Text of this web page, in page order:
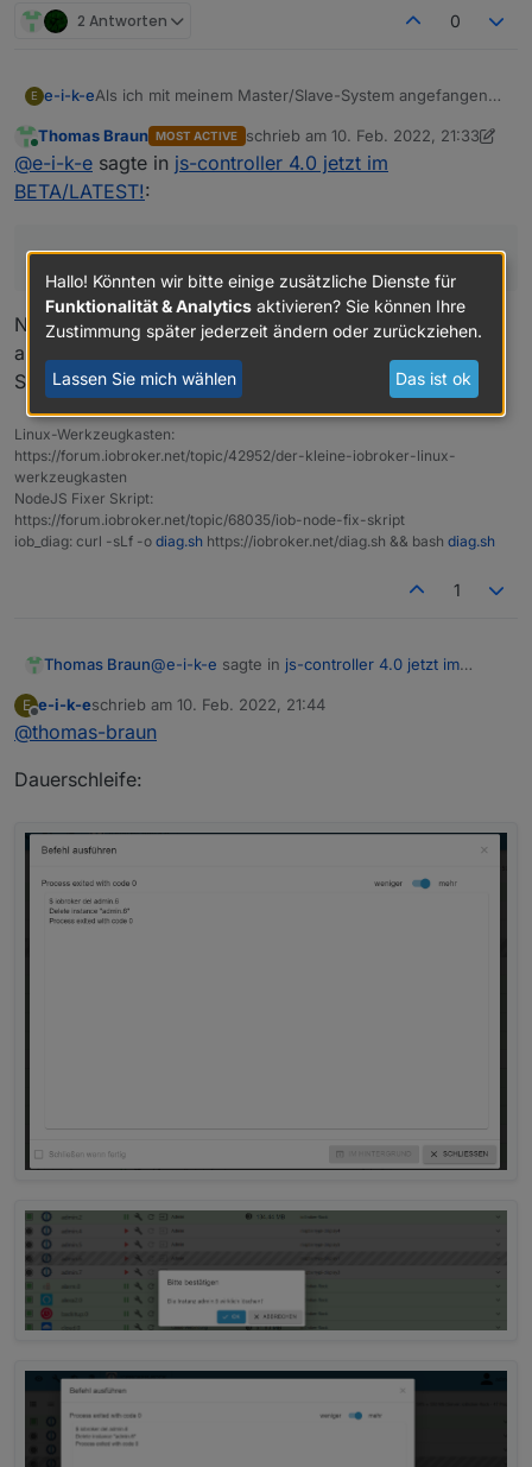
2 Antworten 0
E e-i-k-eAls ich mit meinem Master/Slave-System angefangen
Adapter zu installieren.
Ist dies immer noch nötig?
Online
Thomas Braun MOST ACTIVE schrieb am 10. Feb. 2022, 21:33
zuletzt editiert von Thomas Braun
@e-i-k-e sagte in js-controller 4.0 jetzt im
BETA/LATEST!:
Ist dies immer noch nötig?
Nein. Da kannst du auch eine zunächst leere Hülle
andocken. Also alle Adapter deinstallieren, dann den
Slave anbinden, Adapter auf den Slave schieben.
Linux-Werkzeugkasten:
https://forum.iobroker.net/topic/42952/der-kleine-iobroker-linux-
werkzeugkasten
NodeJS Fixer Skript:
https://forum.iobroker.net/topic/68035/iob-node-fix-skript
iob_diag: curl -sLf -o diag.sh https://iobroker.net/diag.sh && bash diag.sh
1
Thomas Braun@e-i-k-e sagte in js-controller 4.0 jetzt im
deinstallieren, dann den Slave anbinden,
E
Offline
e-i-k-eschrieb am 10. Feb. 2022, 21:44
zuletzt editiert von
@thomas-braun
Dauerschleife:
Hallo! Könnten wir bitte einige zusätzliche Dienste für
Funktionalität & Analytics aktivieren? Sie können Ihre
Zustimmung später jederzeit ändern oder zurückziehen.
Lassen Sie mich wählen Das ist ok